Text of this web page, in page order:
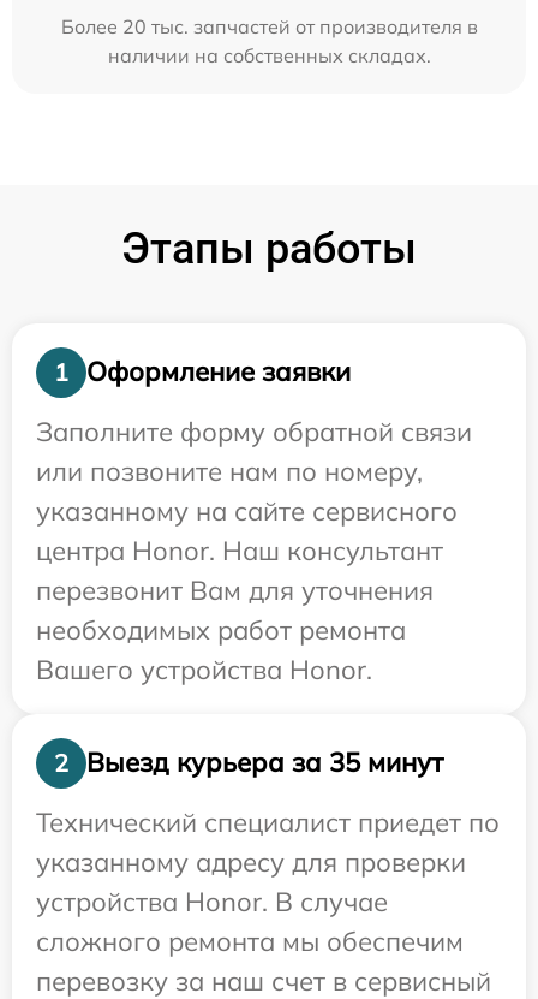
Более 20 тыс. запчастей от производителя в
наличии на собственных складах.
Этапы работы
1
Оформление заявки
Заполните форму обратной связи
или позвоните нам по номеру,
указанному на сайте сервисного
центра Honor. Наш консультант
перезвонит Вам для уточнения
необходимых работ ремонта
Вашего устройства Honor.
2
Выезд курьера за 35 минут
Технический специалист приедет по
указанному адресу для проверки
устройства Honor. В случае
сложного ремонта мы обеспечим
перевозку за наш счет в сервисный